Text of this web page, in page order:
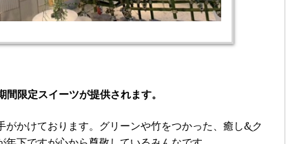
間限定スイーツが提供されます。
がかけております。グリーンや竹をつかった、癒し&ク